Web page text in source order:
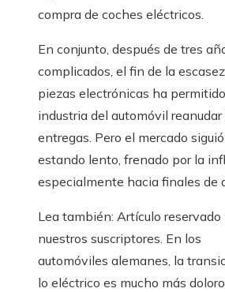
compra de coches eléctricos.
En conjunto, después de tres
complicados, el fin de la
piezas electrónicas ha
industria del automóvil reanudar
entregas. Pero el mercado siguió
estando lento, frenado por la
especialmente hacia finales de
Lea también: Artículo reservado
nuestros suscriptores. En los
automóviles alemanes, la
lo eléctrico es mucho más